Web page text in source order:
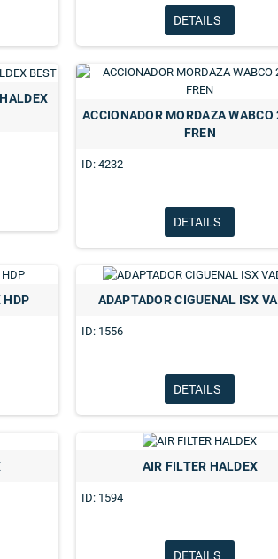
CAMARA TIPO 30 BEST
DETAILS
ACCIONADOR MORDAZA WABCO
FREN
ID: 4232
DETAILS
HDP ADAPTADOR CIGUENAL ISX
ID: 1556
DETAILS
AIR FILTER HALDEX
ID: 1594
DETAILS